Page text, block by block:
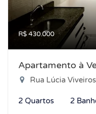
R$ 430.000
Apartamento à
Rua Lúcia
2 Quartos 2